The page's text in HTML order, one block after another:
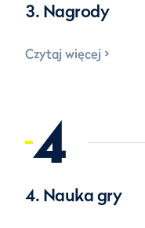
3. Nagrody
Czytaj więcej
4
4. Nauka gry